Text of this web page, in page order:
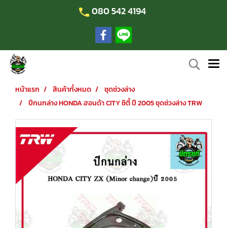
080 542 4194
หน้าแรก สินค้าทั้งหมด
ชุดช่วงล่าง
ปีกนกล่าง HONDA ฮอนด้า CITY ซิตี้ ปี 2005 ชุดช่วงล่าง TRW